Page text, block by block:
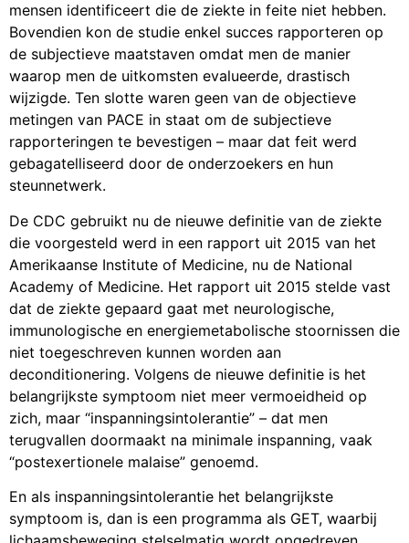
mensen identificeert die de ziekte in feite niet hebben.
Bovendien kon de studie enkel succes rapporteren op
de subjectieve maatstaven omdat men de manier
waarop men de uitkomsten evalueerde, drastisch
wijzigde. Ten slotte waren geen van de objectieve
metingen van PACE in staat om de subjectieve
rapporteringen te bevestigen – maar dat feit werd
gebagatelliseerd door de onderzoekers en hun
steunnetwerk.
De CDC gebruikt nu de nieuwe definitie van de ziekte
die voorgesteld werd in een rapport uit 2015 van het
Amerikaanse Institute of Medicine, nu de National
Academy of Medicine. Het rapport uit 2015 stelde vast
dat de ziekte gepaard gaat met neurologische,
immunologische en energiemetabolische stoornissen die
niet toegeschreven kunnen worden aan
deconditionering. Volgens de nieuwe definitie is het
belangrijkste symptoom niet meer vermoeidheid op
zich, maar “inspanningsintolerantie” – dat men
terugvallen doormaakt na minimale inspanning, vaak
“postexertionele malaise” genoemd.
En als inspanningsintolerantie het belangrijkste
symptoom is, dan is een programma als GET, waarbij